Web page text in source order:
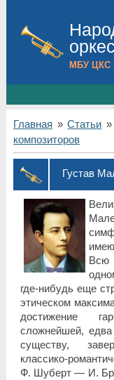
МБУ ЦКС
Главная »Статьи »
композиторов
Густав
Всю
где-нибудь еще
этическом
достижение
сложнейшей,
существу,
классико-
Ф. Шуберт — И.